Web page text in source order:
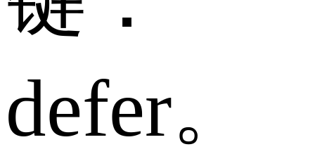
defer。